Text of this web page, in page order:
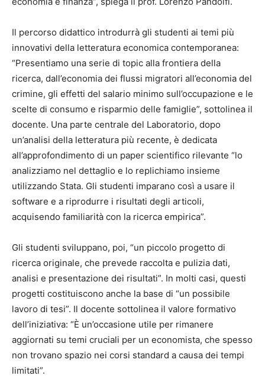
Il percorso didattico introdurrà gli studenti ai temi più
innovativi della letteratura economica contemporanea:
“Presentiamo una serie di topic alla frontiera della
ricerca, dall’economia dei flussi migratori all’economia del
crimine, gli effetti del salario minimo sull’occupazione e le
scelte di consumo e risparmio delle famiglie”, sottolinea il
docente. Una parte centrale del Laboratorio, dopo
un’analisi della letteratura più recente, è dedicata
all’approfondimento di un paper scientifico rilevante “lo
analizziamo nel dettaglio e lo replichiamo insieme
utilizzando Stata. Gli studenti imparano così a usare il
software e a riprodurre i risultati degli articoli,
acquisendo familiarità con la ricerca empirica”.
Gli studenti sviluppano, poi, “un piccolo progetto di
ricerca originale, che prevede raccolta e pulizia dati,
analisi e presentazione dei risultati”. In molti casi, questi
progetti costituiscono anche la base di “un possibile
lavoro di tesi”. Il docente sottolinea il valore formativo
dell’iniziativa: “È un’occasione utile per rimanere
aggiornati su temi cruciali per un economista, che spesso
non trovano spazio nei corsi standard a causa dei tempi
limitati”.